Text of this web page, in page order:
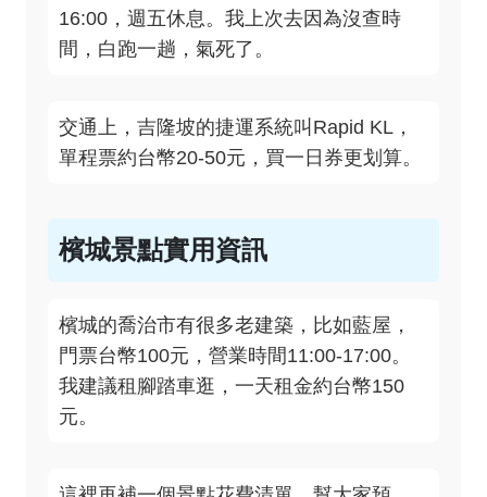
16:00，週五休息。我上次去因為沒查時
間，白跑一趟，氣死了。
交通上，吉隆坡的捷運系統叫Rapid KL，
單程票約台幣20-50元，買一日券更划算。
檳城景點實用資訊
檳城的喬治市有很多老建築，比如藍屋，
門票台幣100元，營業時間11:00-17:00。
我建議租腳踏車逛，一天租金約台幣150
元。